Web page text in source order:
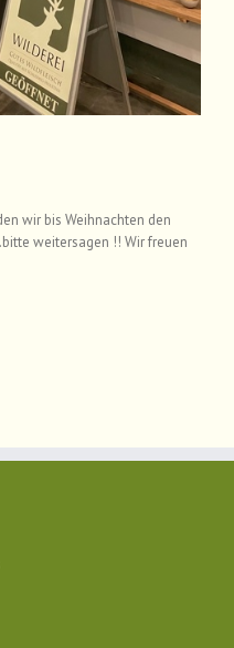
wir bis Weihnachten den
weitersagen !! Wir freuen